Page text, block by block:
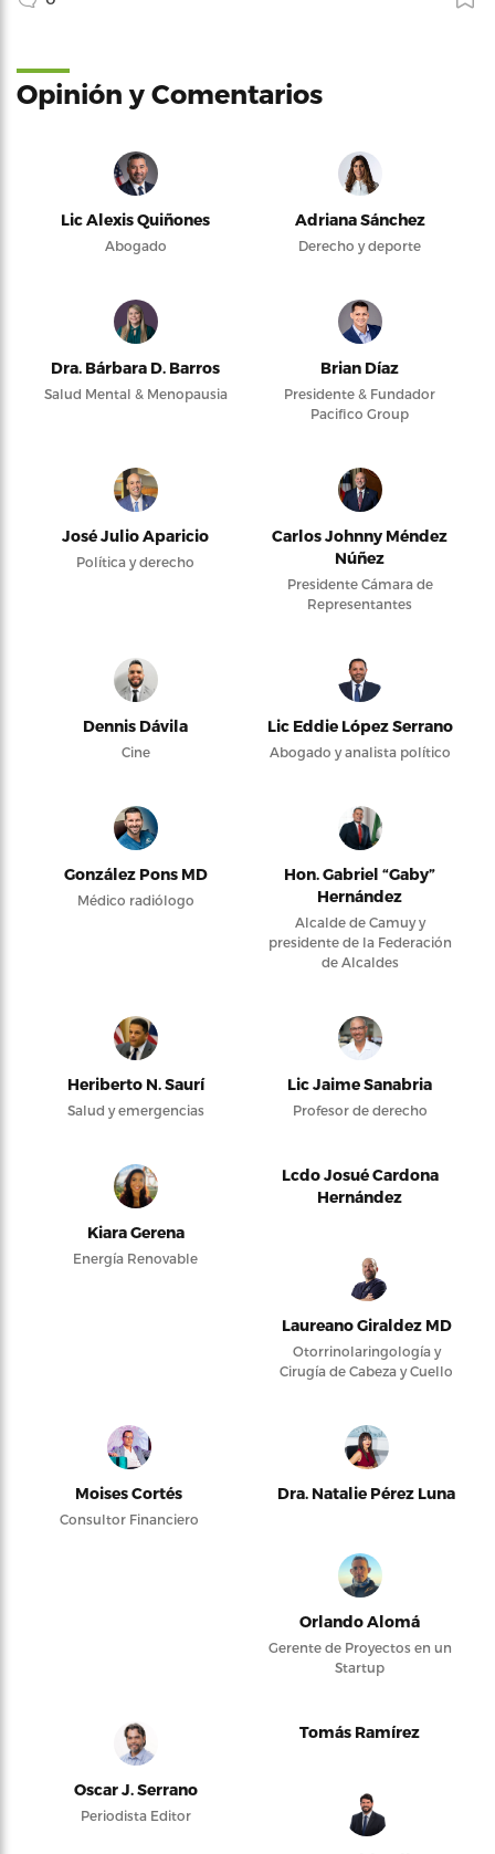
Opinión y Comentarios
Lic Alexis Quiñones
Abogado
Adriana Sánchez
Derecho y deporte
Dra. Bárbara D. Barros
Salud Mental & Menopausia
Brian Díaz
Presidente & Fundador
Pacifico Group
José Julio Aparicio
Política y derecho
Carlos Johnny Méndez
Núñez
Presidente Cámara de
Representantes
Dennis Dávila
Cine
Lic Eddie López Serrano
Abogado y analista político
González Pons MD
Médico radiólogo
Hon. Gabriel “Gaby”
Hernández
Alcalde de Camuy y
presidente de la Federación
de Alcaldes
Heriberto N. Saurí
Salud y emergencias
Lic Jaime Sanabria
Profesor de derecho
Kiara Gerena
Energía Renovable
Lcdo Josué Cardona
Hernández
Laureano Giraldez MD
Otorrinolaringología y
Cirugía de Cabeza y Cuello
Moises Cortés
Consultor Financiero
Dra. Natalie Pérez Luna
Orlando Alomá
Gerente de Proyectos en un
Startup
Oscar J. Serrano
Periodista Editor
Tomás Ramírez